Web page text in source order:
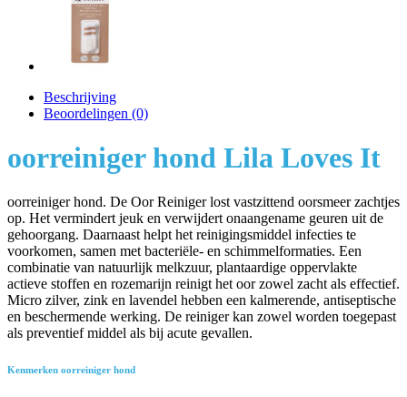
Beschrijving
Beoordelingen (0)
oorreiniger hond Lila Loves It
oorreiniger hond. De Oor Reiniger lost vastzittend oorsmeer zachtjes
op. Het vermindert jeuk en verwijdert onaangename geuren uit de
gehoorgang. Daarnaast helpt het reinigingsmiddel infecties te
voorkomen, samen met bacteriële- en schimmelformaties. Een
combinatie van natuurlijk melkzuur, plantaardige oppervlakte
actieve stoffen en rozemarijn reinigt het oor zowel zacht als effectief.
Micro zilver, zink en lavendel hebben een kalmerende, antiseptische
en beschermende werking. De reiniger kan zowel worden toegepast
als preventief middel als bij acute gevallen.
Kenmerken oorreiniger hond